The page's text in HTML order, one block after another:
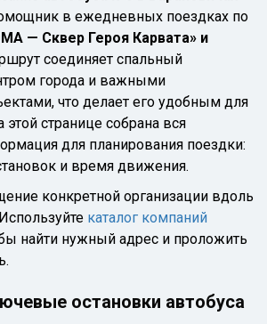
в ежедневных поездках по
— Сквер Героя Карвата» и
соединяет спальный
города и важными
что делает его удобным для
странице собрана вся
для планирования поездки:
и время движения.
конкретной организации вдоль
каталог компаний
найти нужный адрес и проложить
остановки автобуса